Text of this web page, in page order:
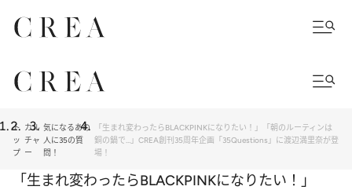
ト
ッ
プ
カル
チャ
ー
気になるあの
人に35の質
問！
「生まれ変わったらBLACKPINKになりたい！」「朝のルーティンは
銅の鍋で…」CREA創刊35周年企画「35Questions」に渡辺満里奈が登
場！
「生まれ変わったらBLACKPINKになりたい！」